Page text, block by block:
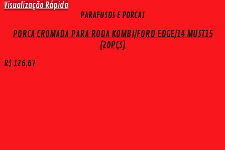
Visualização Rápida
PARAFUSOS E PORCAS
PORCA CROMADA PARA RODA KOMBI/FORD EDGE/14 MUST15
(20PÇS)
R$ 126,67